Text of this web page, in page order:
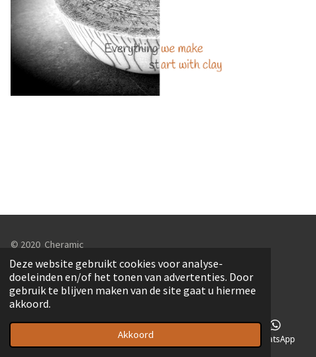
Deze website gebruikt cookies voor analyse-
doeleinden en/of het tonen van advertenties. Door
gebruik te blijven maken van de site gaat u hiermee
akkoord.
Akkoord
© 2020 Cheramic
Fotografie: Ludo Coulier & Christa Houttekens
Webdesign: Information Technology Center
Telefoonnummer WhatsApp